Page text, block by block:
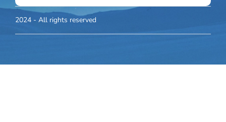
2024 - All rights reserved